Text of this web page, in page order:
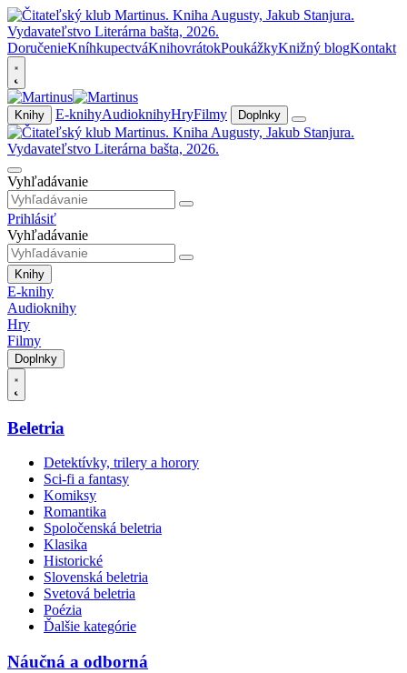
DoručenieKníhkupectváKnihovrátokPoukážkyKnižný blogKontakt
Knihy E-knihyAudioknihyHryFilmy Doplnky
Vyhľadávanie
Prihlásiť
Vyhľadávanie
Knihy
E-knihy
Audioknihy
Hry
Filmy
Doplnky
Beletria
Detektívky, trilery a horory
Sci-fi a fantasy
Komiksy
Romantika
Spoločenská beletria
Klasika
Historické
Slovenská beletria
Svetová beletria
Poézia
Ďalšie kategórie
Náučná a odborná